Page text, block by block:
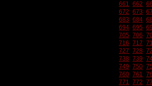
661 662
672 673
683 684
694 695
705 706
716 717
727 728
738 739
749 750
760 761
771 772